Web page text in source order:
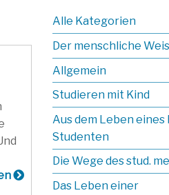
Alle Kategorien
Der menschliche
Allgemein
Studieren mit Kind
Aus dem Leben eines
Studenten
Die Wege des stud.
Das Leben einer